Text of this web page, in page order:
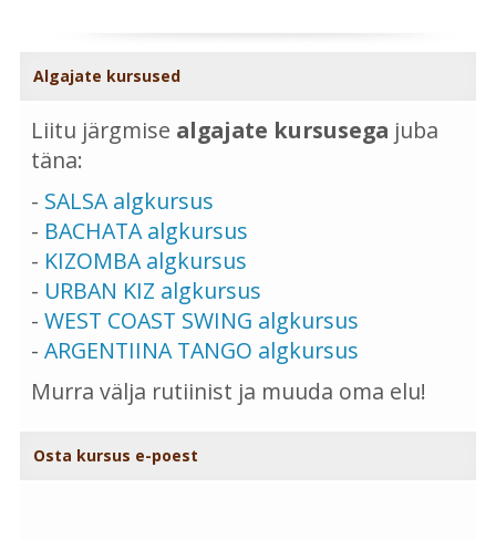
Algajate kursused
Liitu järgmise algajate kursusega juba
täna:
- SALSA algkursus
- BACHATA algkursus
- KIZOMBA algkursus
- URBAN KIZ algkursus
- WEST COAST SWING algkursus
- ARGENTIINA TANGO algkursus
Murra välja rutiinist ja muuda oma elu!
Osta kursus e-poest